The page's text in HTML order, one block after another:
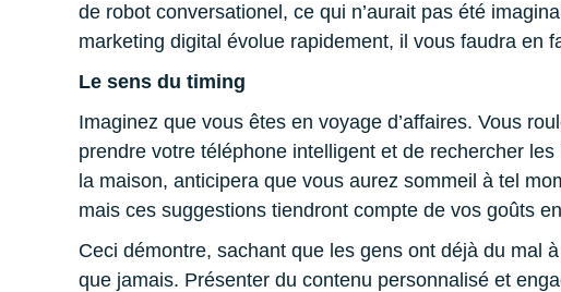
de robot conversationel, ce qui n’aurait pas été
marketing digital évolue rapidement, il vous faudra en
Le sens du timing
Imaginez que vous êtes en voyage d’affaires. Vous
prendre votre téléphone intelligent et de rechercher
la maison, anticipera que vous aurez sommeil à tel
mais ces suggestions tiendront compte de vos goûts
Ceci démontre, sachant que les gens ont déjà du mal
que jamais. Présenter du contenu personnalisé et